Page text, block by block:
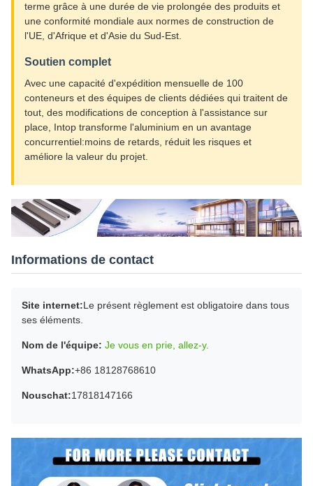
terme grâce à une durée de vie prolongée des produits et
une conformité mondiale aux normes de construction de
l'UE, d'Afrique et d'Asie du Sud-Est.
Soutien complet
Avec une capacité d'expédition mensuelle de 100
conteneurs et des équipes de clients dédiées qui traitent de
tout, des modifications de conception à l'assistance sur
place, Intop transforme l'aluminium en un avantage
concurrentiel:moins de retards, réduit les risques et
améliore la valeur du projet.
Informations de contact
Site internet:Le présent règlement est obligatoire dans tous
ses éléments.
Nom de l'équipe: Je vous en prie, allez-y.
WhatsApp:+86 18128768610
Nouschat:17818147166